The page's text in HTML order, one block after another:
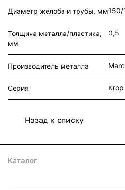
Диаметр желоба и трубы, мм150/
Толщина металла/пластика,
мм
0,5
Производитель металла
Серия Krop
Назад к списку
Каталог